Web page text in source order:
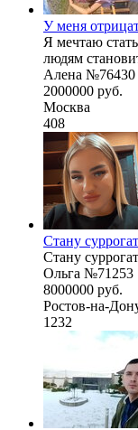
У меня
Я мечтаю
людям
Алена №76430
2000000 руб.
Москва
408
Стану
Стану
Ольга №71253
8000000 руб.
Ростов-на-
1232